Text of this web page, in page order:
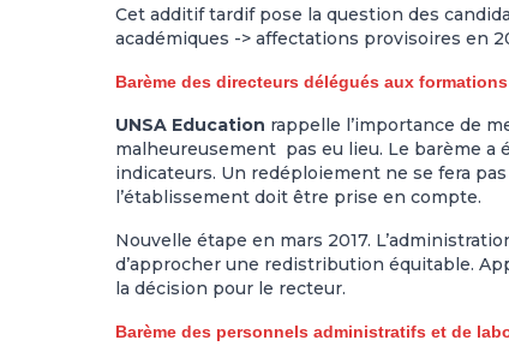
Cet additif tardif pose la question des
académiques -> affectations provisoires en
Barème des directeurs délégués aux
UNSA Education rappelle l’importance de
malheureusement pas eu lieu. Le barème a
indicateurs. Un redéploiement ne se fera
l’établissement doit être prise en compte.
Nouvelle étape en mars 2017.
d’approcher une redistribution équitable.
la décision pour le recteur.
Barème des personnels administratifs et de